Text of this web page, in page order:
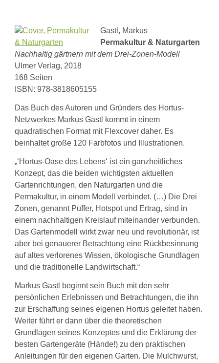
Gastl, Markus
Permakultur & Naturgarten
Nachhaltig gärtnern mit dem Drei-Zonen-Modell
Ulmer Verlag, 2018
168 Seiten
ISBN: 978-3818605155
Das Buch des Autoren und Gründers des Hortus-
Netzwerkes Markus Gastl kommt in einem
quadratischen Format mit Flexcover daher. Es
beinhaltet große 120 Farbfotos und Illustrationen.
„‘Hortus-Oase des Lebens‘ ist ein ganzheitliches
Konzept, das die beiden wichtigsten aktuellen
Gartenrichtungen, den Naturgarten und die
Permakultur, in einem Modell verbindet. (…) Die Drei
Zonen, genannt Puffer, Hotspot und Ertrag, sind in
einem nachhaltigen Kreislauf miteinander verbunden.
Das Gartenmodell wirkt zwar neu und revolutionär, ist
aber bei genauerer Betrachtung eine Rückbesinnung
auf altes verlorenes Wissen, ökologische Grundlagen
und die traditionelle Landwirtschaft.“
Markus Gastl beginnt sein Buch mit den sehr
persönlichen Erlebnissen und Betrachtungen, die ihn
zur Erschaffung seines eigenen Hortus geleitet haben.
Weiter führt er dann über die theoretischen
Grundlagen seines Konzeptes und die Erklärung der
besten Gartengeräte (Hände!) zu den praktischen
Anleitungen für den eigenen Garten. Die Mulchwurst,